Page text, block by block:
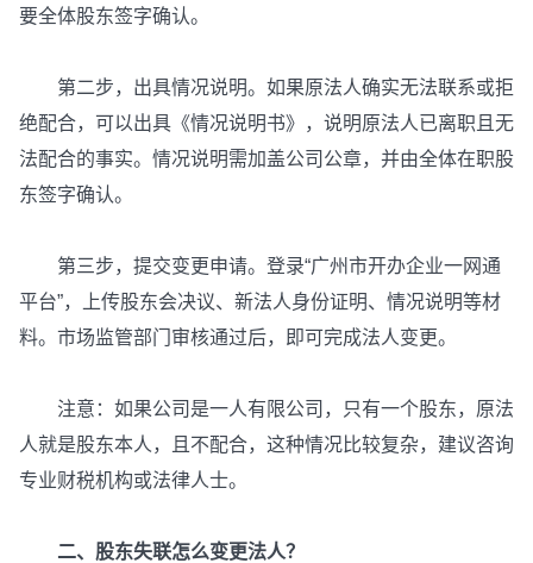
要全体股东签字确认。
第二步，出具情况说明。如果原法人确实无法联系或拒
绝配合，可以出具《情况说明书》，说明原法人已离职且无
法配合的事实。情况说明需加盖公司公章，并由全体在职股
东签字确认。
第三步，提交变更申请。登录“广州市开办企业一网通
平台”，上传股东会决议、新法人身份证明、情况说明等材
料。市场监管部门审核通过后，即可完成法人变更。
注意：如果公司是一人有限公司，只有一个股东，原法
人就是股东本人，且不配合，这种情况比较复杂，建议咨询
专业财税机构或法律人士。
二、股东失联怎么变更法人？